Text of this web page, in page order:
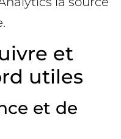
et
utiles
et de